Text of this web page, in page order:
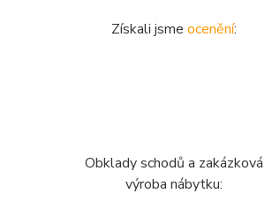
Získali jsme ocenění:
Obklady schodů a zakázková
výroba nábytku: